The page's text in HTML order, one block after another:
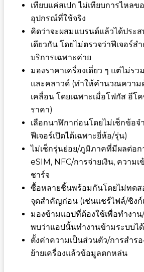
เทียบแค่สเปก ไม่เทียบการไหลข
อุปกรณ์ที่ใช้จริง
คิดว่าจะผสมแบรนด์แล้วได้ประ
เดียวกัน โดยไม่ตรวจว่าฟีเจอร์
บริการเฉพาะค่าย
มองราคาเครื่องเดี่ยว ๆ แต่ไม่ร
และคลาวด์ (ทำให้คำนวณควา
เคลื่อน โดยเฉพาะเมื่อโฟกัส อีโ
ราคา)
เลือกนาฬิกาก่อนโดยไม่เช็กข้อจ
ฟีเจอร์เปิดได้เฉพาะยี่ห้อ/รุ่น)
ไม่เช็กรุ่นย่อย/ภูมิภาคที่มีผลต่อก
eSIM, NFC/การจ่ายเงิน, ความ
ชาร์จ
ซื้อหลายชิ้นพร้อมกันโดยไม่ทดส
จุดสำคัญก่อน (เช่นแชร์ไฟล์/ซิงก์
มองข้ามแอปที่ต้องใช้เพื่อทำงาน
พบว่าแอปนั้นทำงานข้ามระบบไ
ตั้งค่าความเป็นส่วนตัว/การสำร
ย้ายเครื่องแล้วข้อมูลตกหล่น